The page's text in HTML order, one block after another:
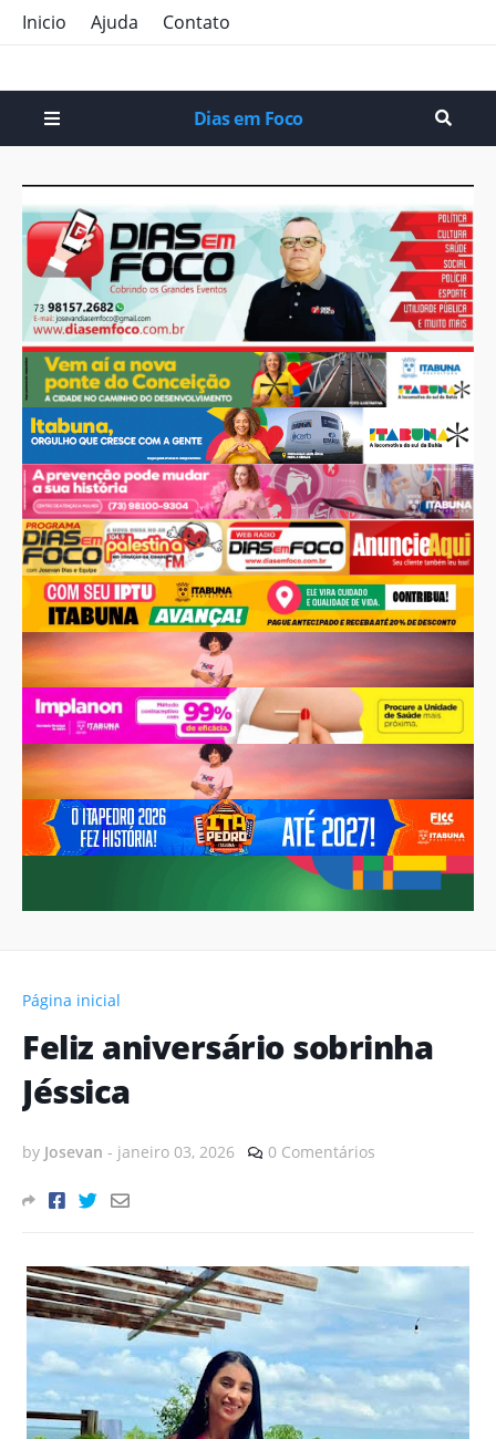
Inicio Ajuda Contato
Dias em Foco
Página inicial
Feliz aniversário sobrinha
Jéssica
by Josevan - janeiro 03, 2026 0 Comentários